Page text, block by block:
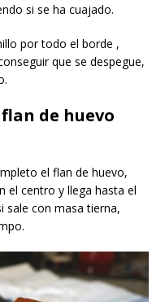
si se ha cuajado.
por todo el borde ,
que se despegue,
de huevo
el flan de huevo,
el centro y llega hasta el
sale con masa tierna,